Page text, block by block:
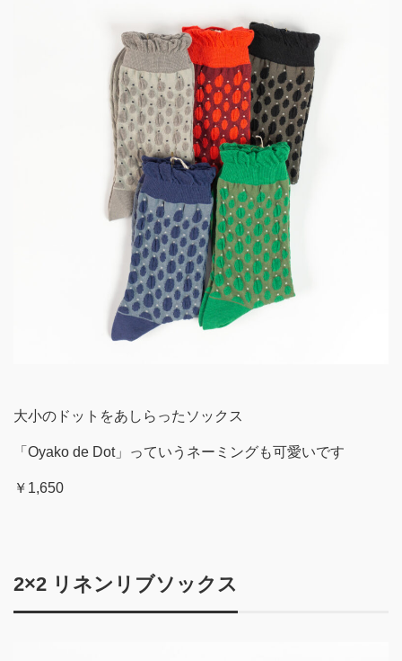
大小のドットをあしらったソックス
「Oyako de Dot」っていうネーミングも可愛いです
￥1,650
2×2 リネンリブソックス